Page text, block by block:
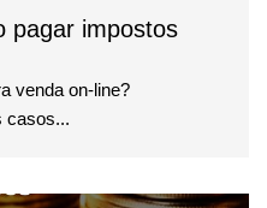
pagar impostos
venda on-line?
casos...